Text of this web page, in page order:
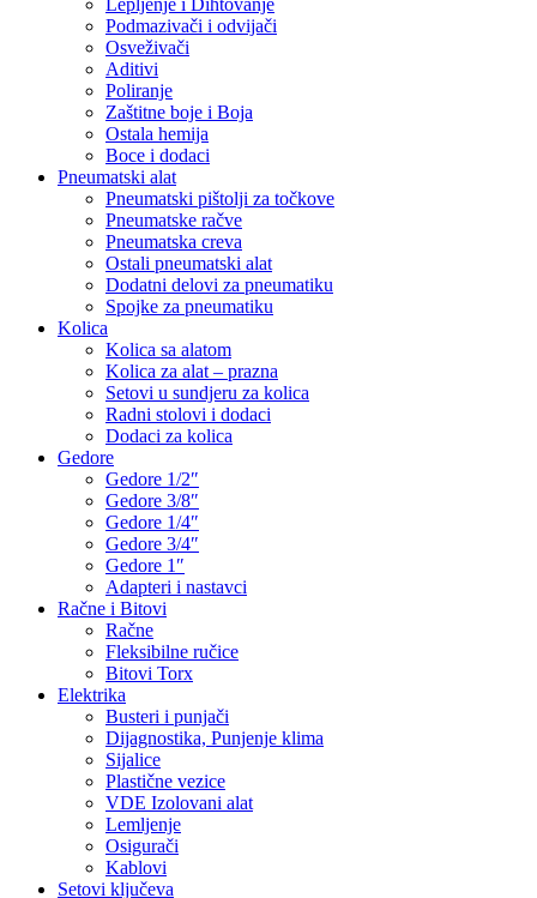
Podmazivači i odvijači
Osveživači
Aditivi
Poliranje
Zaštitne boje i Boja
Ostala hemija
Boce i dodaci
Pneumatski alat
Pneumatski pištolji za točkove
Pneumatske račve
Pneumatska creva
Ostali pneumatski alat
Dodatni delovi za pneumatiku
Spojke za pneumatiku
Kolica
Kolica sa alatom
Kolica za alat – prazna
Setovi u sundjeru za kolica
Radni stolovi i dodaci
Dodaci za kolica
Gedore
Gedore 1/2″
Gedore 3/8″
Gedore 1/4″
Gedore 3/4″
Gedore 1″
Adapteri i nastavci
Račne i Bitovi
Račne
Fleksibilne ručice
Bitovi Torx
Elektrika
Busteri i punjači
Dijagnostika, Punjenje klima
Sijalice
Plastične vezice
VDE Izolovani alat
Lemljenje
Osigurači
Kablovi
Setovi ključeva